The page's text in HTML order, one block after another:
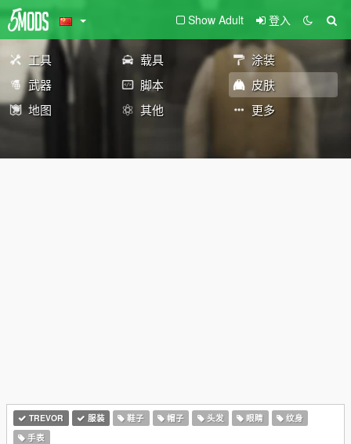
Show Adult 登入
工具 载具
涂装
武器
脚本
皮肤
地图
其他 更多
TREVOR 服装 鞋子 帽子 头发 眼睛
纹身
手表